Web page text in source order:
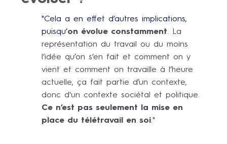
"Cela a en effet d’autres implications,
puisqu’on évolue constamment. La
représentation du travail ou du moins
l’idée qu’on s’en fait et comment on y
vient et comment on travaille à l’heure
actuelle, ça fait partie d’un contexte,
donc d'un contexte sociétal et politique.
Ce n’est pas seulement la mise en
place du télétravail en soi."